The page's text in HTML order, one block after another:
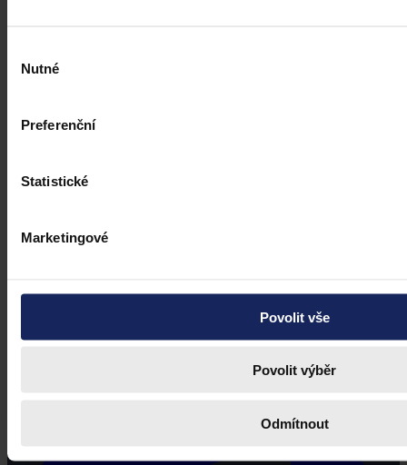
souhlasu
Nutné
Preferenční
Statistické
Marketingové
Povolit vše
Povolit výběr
Odmítnout
Právní portál, jehož cílovou skupinou jsou nejenom právní
profesionálové a zástupci právnických profesí, ale všichni, kteří